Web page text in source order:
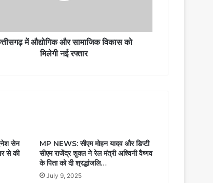
में औद्योगिक और सामाजिक विकास को
मिलेगी नई रफ्तार
सेन
से की
MP NEWS: सीएम मोहन यादव और डिप्टी
सीएम राजेंद्र शुक्ल ने रेल मंत्री अश्विनी वैष्णव
के पिता को दी श्रद्धांजलि…
July 9, 2025